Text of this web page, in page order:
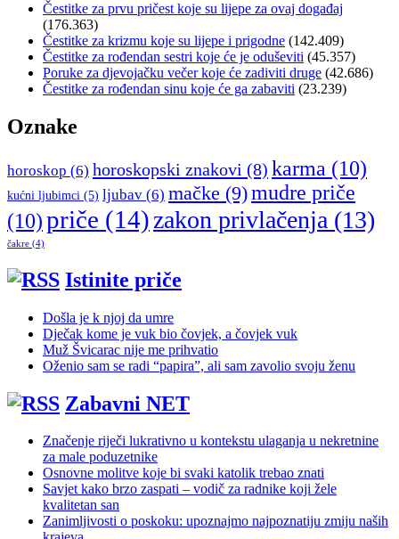
Čestitke za prvu pričest koje su lijepe za ovaj događaj
(176.363)
Čestitke za krizmu koje su lijepe i prigodne (142.409)
Čestitke za rođendan sestri koje će je oduševiti (45.357)
Poruke za djevojačku večer koje će zadiviti druge (42.686)
Čestitke za rođendan sinu koje će ga zabaviti (23.239)
Oznake
horoskop (6) horoskopski znakovi (8) karma (10)
kućni ljubimci (5) ljubav (6) mačke (9)mudre priče
(10)priče (14)zakon privlačenja (13)
čakre (4)
Istinite priče
Došla je k njoj da umre
Dječak kome je vuk bio čovjek, a čovjek vuk
Muž Švicarac nije me prihvatio
Oženio sam se radi “papira”, ali sam zavolio svoju ženu
Zabavni NET
Značenje riječi lukrativno u kontekstu ulaganja u nekretnine
za male poduzetnike
Osnovne molitve koje bi svaki katolik trebao znati
Savjet kako brzo zaspati – vodič za radnike koji žele
kvalitetan san
Zanimljivosti o poskoku: upoznajmo najpoznatiju zmiju naših